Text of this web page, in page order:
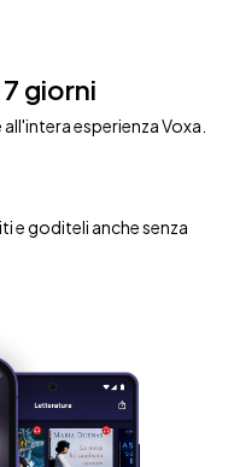
giorni
esperienza Voxa.
e goditeli anche senza